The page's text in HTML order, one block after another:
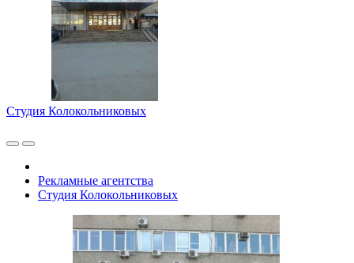
Студия Колокольниковых
Рекламные агентства
Студия Колокольниковых